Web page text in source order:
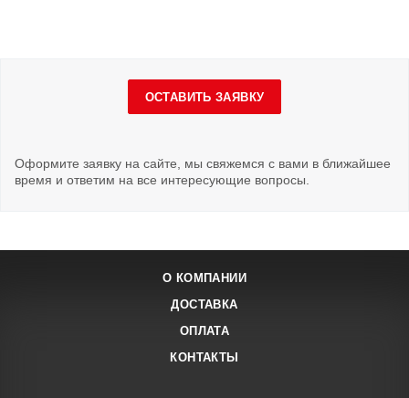
ОСТАВИТЬ ЗАЯВКУ
Оформите заявку на сайте, мы свяжемся с вами в ближайшее
время и ответим на все интересующие вопросы.
О КОМПАНИИ
ДОСТАВКА
ОПЛАТА
КОНТАКТЫ